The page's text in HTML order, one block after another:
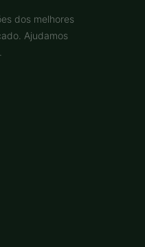
dos melhores
Ajudamos